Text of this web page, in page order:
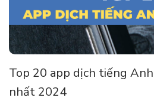
Top 20 app dịch tiếng
nhất 2024